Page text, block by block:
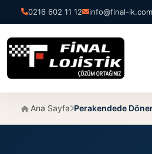
0216 602 11 12 info@final-ik.com
Ana Sayfa Perakendede